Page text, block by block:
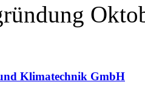
Klimatechnik GmbH